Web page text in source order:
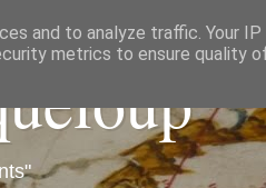
and to analyze traffic. Your
metrics to ensure quality